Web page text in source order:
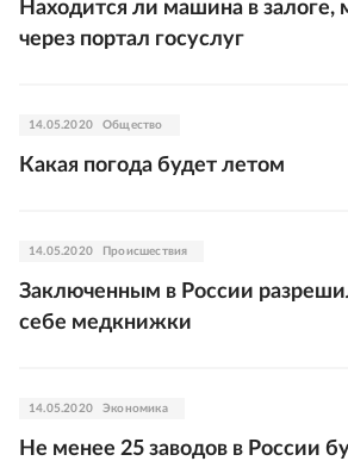
Находится ли машина в залоге,
через портал госуслуг
14.05.2020 Общество
Какая погода будет летом
14.05.2020 Происшествия
Заключенным в России
себе медкнижки
14.05.2020 Экономика
Не менее 25 заводов в России